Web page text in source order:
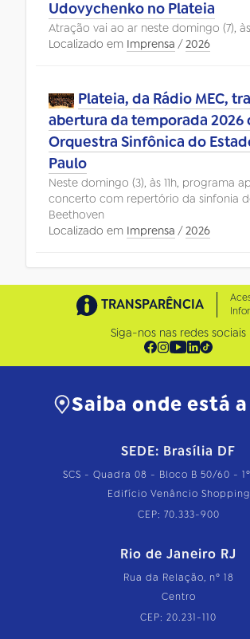
Udovychenko no Plateia
Atração vai ao ar neste domingo (7), às
Localizado em Imprensa /2026
Plateia, da Rádio MEC,
abertura da temporada 2026
Orquestra Sinfônica do
Paulo
Neste domingo (3), às 11h, programa
concerto com repertório da sinfonia
Beethoven
Localizado em Imprensa /2026
TRANSPARÊNCIA
Siga-nos nas redes sociais
Saiba onde está a
SEDE: Brasília DF
SCS - Quadra 08 - Bloco B 50/60 -
Edifício Venâncio Shopping
CEP: 70.333-900
Rio de Janeiro RJ
Rua da Relação, nº 18
Centro
CEP: 20.231-110